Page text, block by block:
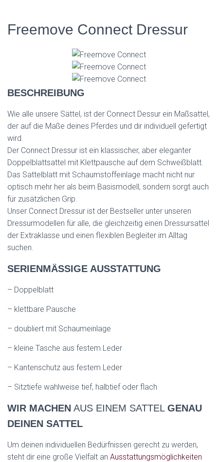
Freemove Connect Dressur
BESCHREIBUNG
Wie alle unsere Sättel, ist der Connect Dessur ein Maßsattel,
der auf die Maße deines Pferdes und dir individuell gefertigt
wird.
Der Connect Dressur ist ein klassischer, aber eleganter
Doppelblattsattel mit Klettpausche auf dem Schweißblatt.
Das Sattelblatt mit Schaumstoffeinlage macht nicht nur
optisch mehr her als beim Basismodell, sondern sorgt auch
für zusätzlichen Grip.
Unser Connect Dressur ist der Bestseller unter unseren
Dressurmodellen für alle, die gleichzeitig einen Dressursattel
der Extraklasse und einen flexiblen Begleiter im Alltag
suchen.
SERIENMÄSSIGE AUSSTATTUNG
– Doppelblatt
– klettbare Pausche
– doubliert mit Schaumeinlage
– kleine Tasche aus festem Leder
– Kantenschutz aus festem Leder
– Sitztiefe wahlweise tief, halbtief oder flach
WIR MACHEN AUS EINEM SATTEL GENAU
DEINEN SATTEL
Um deinen individuellen Bedürfnissen gerecht zu werden,
steht dir eine große Vielfalt an Ausstattungsmöglichkeiten